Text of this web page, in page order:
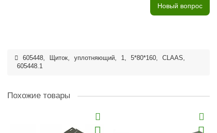
Новый вопрос
605448, Щиток, уплотняющий, 1, 5*80*160, CLAAS,
605448.1
Похожие товары